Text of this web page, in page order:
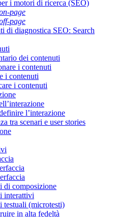
i motori di ricerca (SEO)
page
page
di diagnostica SEO: Search
dei contenuti
i contenuti
i contenuti
i contenuti
l’interazione
tra scenari e user stories
di composizione
interattivi
testuali (microtesti)
in alta fedeltà